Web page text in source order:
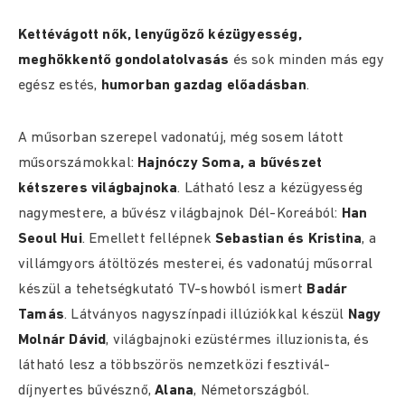
Kettévágott nők, lenyűgöző kézügyesség,
meghökkentő gondolatolvasás és sok minden más egy
egész estés, humorban gazdag előadásban.
A műsorban szerepel vadonatúj, még sosem látott
műsorszámokkal: Hajnóczy Soma, a bűvészet
kétszeres világbajnoka. Látható lesz a kézügyesség
nagymestere, a bűvész világbajnok Dél-Koreából: Han
Seoul Hui. Emellett fellépnekSebastian és Kristina, a
villámgyors átöltözés mesterei, és vadonatúj műsorral
készül a tehetségkutató TV-showból ismert Badár
Tamás. Látványos nagyszínpadi illúziókkal készül Nagy
Molnár Dávid, világbajnoki ezüstérmes illuzionista, és
látható lesz a többszörös nemzetközi fesztivál-
díjnyertes bűvésznő,Alana, Németországból.